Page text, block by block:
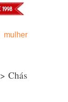
mulher
> Chás